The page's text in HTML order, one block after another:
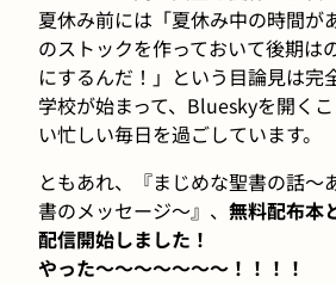
夏休み前には「夏休み中の時間が
のストックを作っておいて後期は
にするんだ！」という目論見は完
学校が始まって、Blueskyを開く
い忙しい毎日を過ごしています。
ともあれ、『まじめな聖書の話〜
書のメッセージ〜』、 無料配布本
配信開始しました！
やった〜〜〜〜〜〜〜！！！！